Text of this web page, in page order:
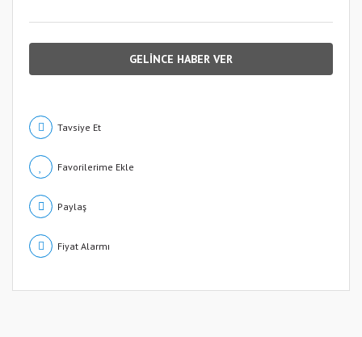
GELİNCE HABER VER
Tavsiye Et
Paylaş
Fiyat Alarmı